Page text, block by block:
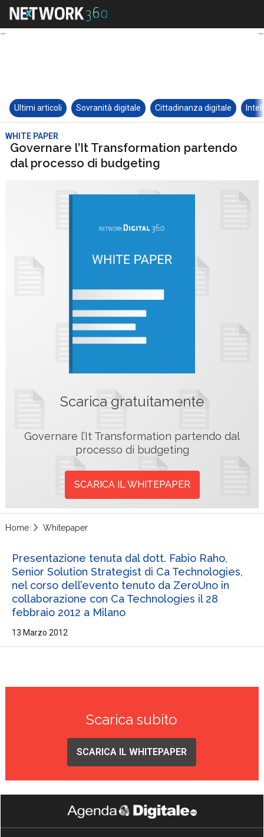
Ultimi articoli Sovranità digitale Cittadinanza digitale
WHITE PAPER
Governare l’It Transformation partendo
dal processo di budgeting
Scarica gratuitamente
Governare l’It Transformation partendo dal
processo di budgeting
SCARICA IL WHITEPAPER
Home Whitepaper
Presentazione tenuta dal dott. Fabio Raho,
Senior Solution Strategist di Ca Technologies,
nel corso dell’evento tenuto da ZeroUno in
collaborazione con Ca Technologies il 28
febbraio 2012 a Milano
13 Marzo 2012
Scarica subito
SCARICA IL WHITEPAPER